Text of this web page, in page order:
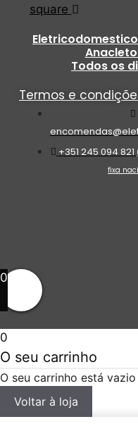
square
Anacleto
Todos os
Termos e
+351 245 094 821
fixa
0
0
O seu carrinho
O seu carrinho está vazio
Voltar à loja